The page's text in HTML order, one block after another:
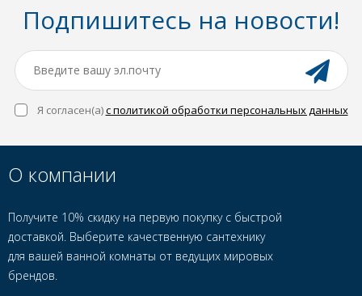
Подпишитесь на новости!
Я согласен(a)с политикой обработки персональных данных
О компании
Получите 10% скидку на первую покупку с быстрой
доставкой. Выберите качественную сантехнику
для вашей ванной комнаты от ведущих мировых
брендов.